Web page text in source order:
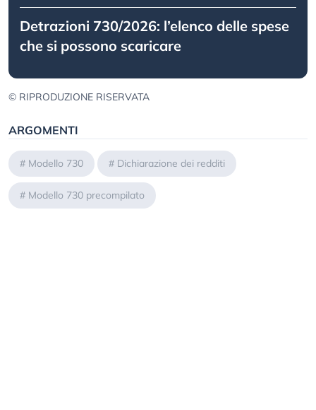
Detrazioni 730/2026: l’elenco delle spese
che si possono scaricare
© RIPRODUZIONE RISERVATA
ARGOMENTI
# Modello 730 # Dichiarazione dei redditi
# Modello 730 precompilato